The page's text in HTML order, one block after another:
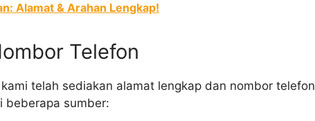
Alamat & Arahan Lengkap!
Telefon
telah sediakan alamat lengkap dan nombor telefon
beberapa sumber: